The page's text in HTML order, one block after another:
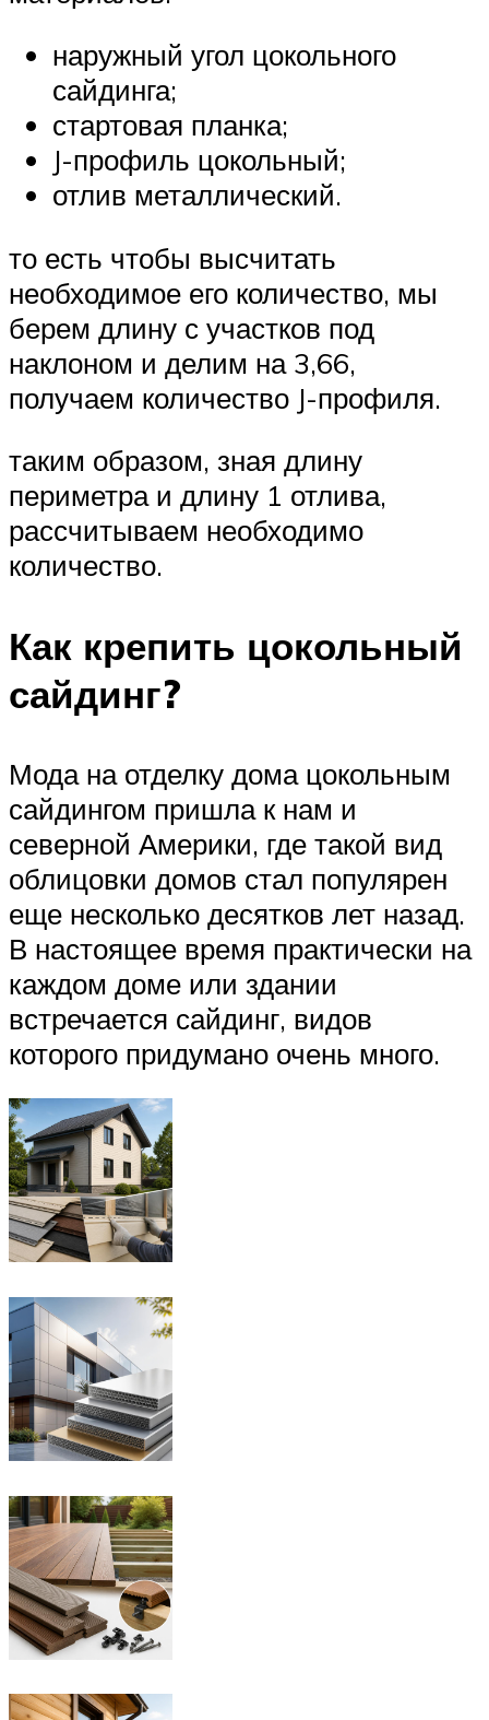
наружный угол цокольного
сайдинга;
стартовая планка;
J-профиль цокольный;
отлив металлический.
то есть чтобы высчитать
необходимое его количество, мы
берем длину с участков под
наклоном и делим на 3,66,
получаем количество J-профиля.
таким образом, зная длину
периметра и длину 1 отлива,
рассчитываем необходимо
количество.
Как крепить цокольный
сайдинг?
Мода на отделку дома цокольным
сайдингом пришла к нам и
северной Америки, где такой вид
облицовки домов стал популярен
еще несколько десятков лет назад.
В настоящее время практически на
каждом доме или здании
встречается сайдинг, видов
которого придумано очень много.